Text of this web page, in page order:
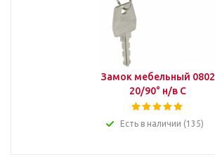
Замок мебельный 0802
20/90° н/в С
Есть в наличии (135)